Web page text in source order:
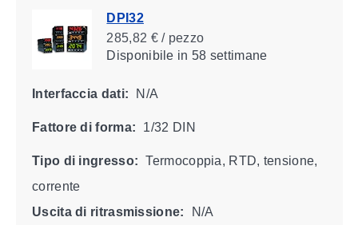
DPI32
285,82 € / pezzo
Disponibile in 58 settimane
Interfaccia dati: N/A
Fattore di forma: 1/32 DIN
Tipo di ingresso: Termocoppia, RTD, tensione,
corrente
Uscita di ritrasmissione:
N/A